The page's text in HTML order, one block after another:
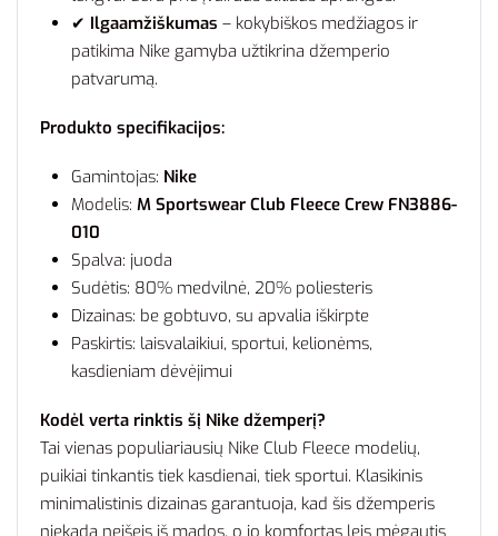
✔ Ilgaamžiškumas – kokybiškos medžiagos ir
patikima Nike gamyba užtikrina džemperio
patvarumą.
Produkto specifikacijos:
Gamintojas: Nike
Modelis:M Sportswear Club Fleece Crew FN3886-
010
Spalva: juoda
Sudėtis: 80% medvilnė, 20% poliesteris
Dizainas: be gobtuvo, su apvalia iškirpte
Paskirtis: laisvalaikiui, sportui, kelionėms,
kasdieniam dėvėjimui
Kodėl verta rinktis šį Nike džemperį?
Tai vienas populiariausių Nike Club Fleece modelių,
puikiai tinkantis tiek kasdienai, tiek sportui. Klasikinis
minimalistinis dizainas garantuoja, kad šis džemperis
niekada neišeis iš mados, o jo komfortas leis mėgautis